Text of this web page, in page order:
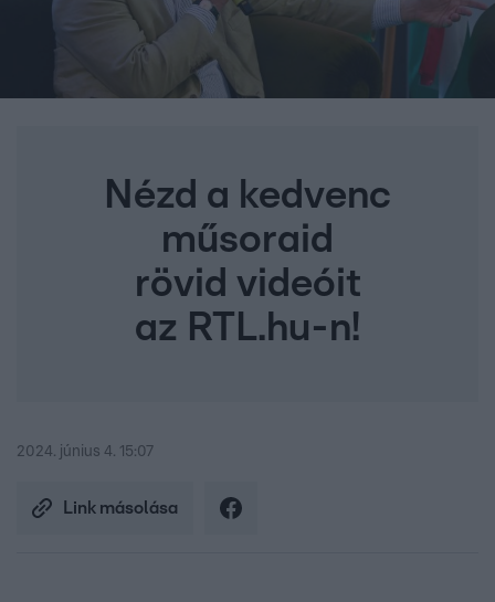
Nézd a kedvenc
műsoraid
rövid videóit
az RTL.hu-n!
2024. június 4. 15:07
Link másolása